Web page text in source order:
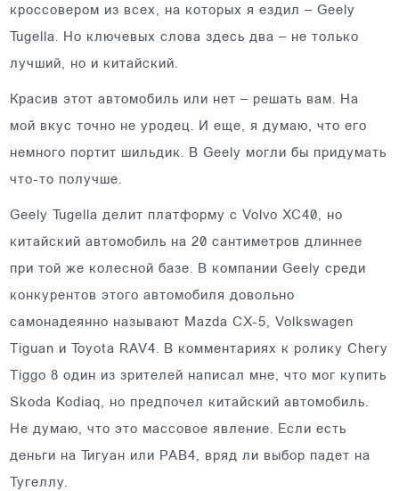
кроссовером из всех, на которых я ездил – Geely
Tugella. Но ключевых слова здесь два – не только
лучший, но и китайский.
Красив этот автомобиль или нет – решать вам. На
мой вкус точно не уродец. И еще, я думаю, что его
немного портит шильдик. В Geely могли бы придумать
что-то получше.
Geely Tugella делит платформу с Volvo XC40, но
китайский автомобиль на 20 сантиметров длиннее
при той же колесной базе. В компании Geely среди
конкурентов этого автомобиля довольно
самонадеянно называют Mazda CX-5, Volkswagen
Tiguan и Toyota RAV4. В комментариях к ролику Chery
Tiggo 8 один из зрителей написал мне, что мог купить
Skoda Kodiaq, но предпочел китайский автомобиль.
Не думаю, что это массовое явление. Если есть
деньги на Тигуан или РАВ4, вряд ли выбор падет на
Тугеллу.